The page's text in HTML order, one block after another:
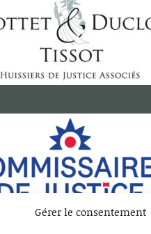
Gérer le consentement